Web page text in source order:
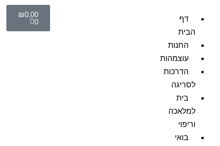
דף
הבית
החנות
עוצמהות
הדרכות
לסריגה
בית
למלאכה
וריפוי
בואי
₪0.00
0